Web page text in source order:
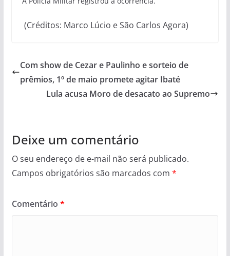
(Créditos: Marco Lúcio e São Carlos Agora)
Com show de Cezar e Paulinho e sorteio de
prêmios, 1º de maio promete agitar Ibaté
Lula acusa Moro de desacato ao Supremo
Deixe um comentário
O seu endereço de e-mail não será publicado.
Campos obrigatórios são marcados com *
Comentário *